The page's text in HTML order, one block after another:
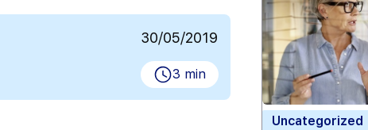
30/05/2019
3 min
Uncategorized